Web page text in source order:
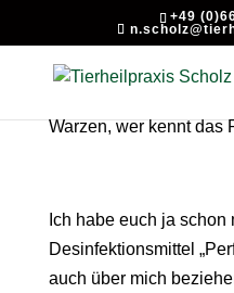
+49
Warzen, wer kennt das
Ich habe euch ja
Desinfektionsmittel
auch über mich